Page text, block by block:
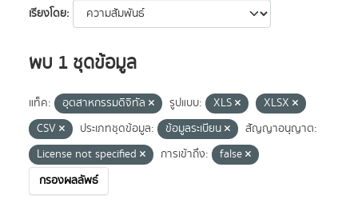
เรียงโดย
พบ 1 ชุดข้อมูล
แท็ค: อุตสาหกรรมดิจิทัล รูปแบบ: XLS
XLSX
CSV
ประเภทชุดข้อมูล: ข้อมูลระเบียน
สัญญาอนุญาต:
License not specified
การเข้าถึง:
false
กรองผลลัพธ์